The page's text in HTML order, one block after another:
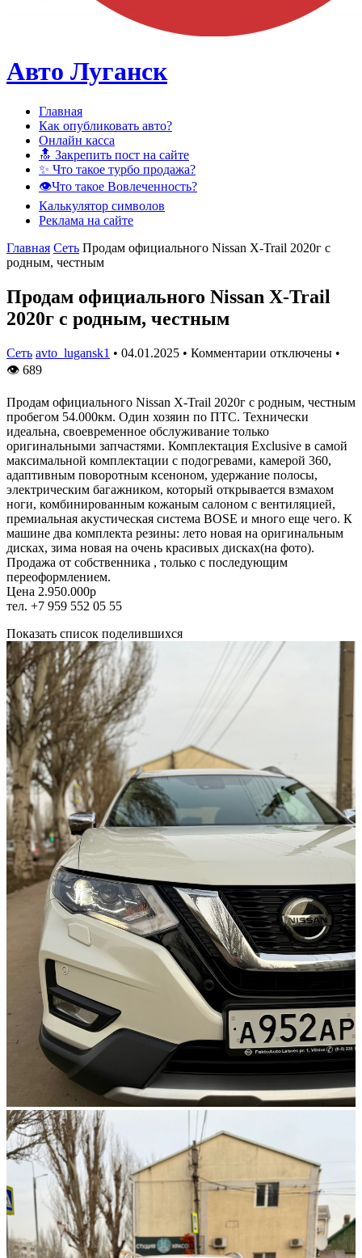
Авто Луганск
Главная
Как опубликовать авто?
Онлайн касса
🔝 Закрепить пост на сайте
✨ Что такое турбо продажа?
👁️Что такое Вовлеченность?
Калькулятор символов
Реклама на сайте
Главная Сеть Продам официального Nissan X-Trail 2020г с
родным, честным
Продам официального Nissan X-Trail
2020г с родным, честным
Сеть avto_lugansk1 • 04.01.2025 • Комментарии отключены •
👁 689
Продам официального Nissan X-Trail 2020г с родным, честным
пробегом 54.000км. Один хозяин по ПТС. Технически
идеальна, своевременное обслуживание только
оригинальными запчастями. Комплектация Exclusive в самой
максимальной комплектации с подогревами, камерой 360,
адаптивным поворотным ксеноном, удержание полосы,
электрическим багажником, который открывается взмахом
ноги, комбинированным кожаным салоном с вентиляцией,
премиальная акустическая система BOSE и много еще чего. К
машине два комплекта резины: лето новая на оригинальным
дисках, зима новая на очень красивых дисках(на фото).
Продажа от собственника , только с последующим
переоформлением.
Цена 2.950.000р
тел. +7 959 552 05 55
Показать список поделившихся